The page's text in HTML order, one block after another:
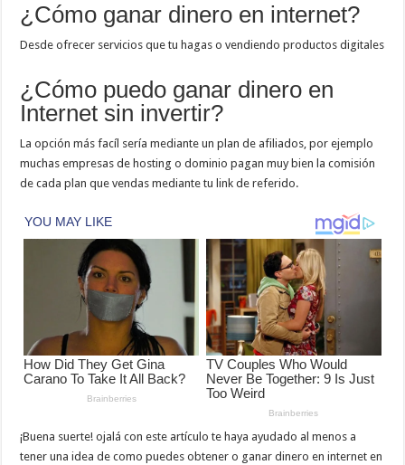
¿Cómo ganar dinero en internet?
Desde ofrecer servicios que tu hagas o vendiendo productos digitales
¿Cómo puedo ganar dinero en
Internet sin invertir?
La opción más facíl sería mediante un plan de afiliados, por ejemplo
muchas empresas de hosting o dominio pagan muy bien la comisión
de cada plan que vendas mediante tu link de referido.
¡Buena suerte! ojalá con este artículo te haya ayudado al menos a
tener una idea de como puedes obtener o ganar dinero en internet en